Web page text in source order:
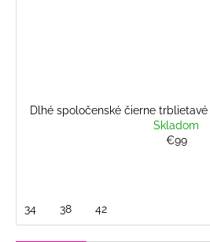
Dlhé spoločenské čierne
Skladom
€99
34 38 42